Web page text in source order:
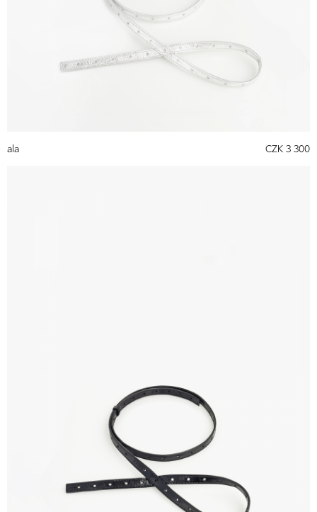
ala CZK 3 300